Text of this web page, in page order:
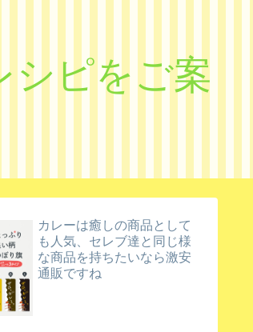
シピをご案
カレーは癒しの商品として
も人気、セレブ達と同じ様
な商品を持ちたいなら激安
通販ですね